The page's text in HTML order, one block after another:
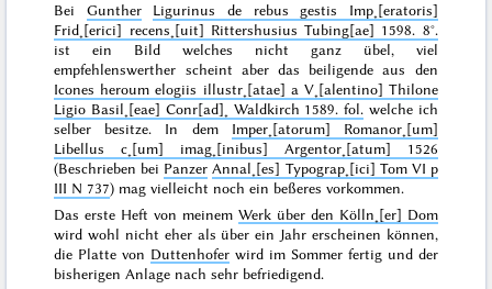
Bei Gunther
Ligurinus de rebus gestis Imp˖[eratoris]
Frid˖[erici] recens˖[uit] Rittershusius Tubing[ae] 1598. 8°.
ist ein Bild welches nicht ganz übel, viel
empfehlenswerther scheint aber das beiligende aus den
Icones heroum elogiis illustr˖[atae] a V˖[alentino] Thilone
Ligio Basil˖[eae] Conr[ad]˖ Waldkirch 1589. fol. welche ich
selber besitze. In dem Imper˖[atorum] Romanor˖[um]
Libellus c˖[um] imag˖[inibus] Argentor˖[atum] 1526
(Beschrieben bei Panzer Annal˖[es] Typograp˖[ici] Tom VI p
III N 737) mag vielleicht noch ein beßeres vorkommen.
Das erste Heft von meinem Werk über den Kölln˖[er] Dom
wird wohl nicht eher als über ein Jahr erscheinen können,
die Platte von Duttenhofer wird im Sommer fertig und der
bisherigen Anlage nachsehr befriedigend.